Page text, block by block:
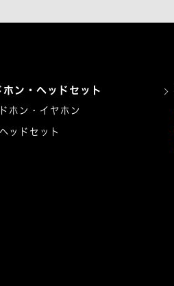
ホン・ヘッドセット
ホン・イヤホン
ッドセット